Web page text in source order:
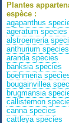
Plantes
espèce :
agapanthus
ageratum species
alstroemeria
anthurium species
aranda species
banksia species
boehmeria
bougainvillea
brugmansia
callistemon
canna species
cattleya species